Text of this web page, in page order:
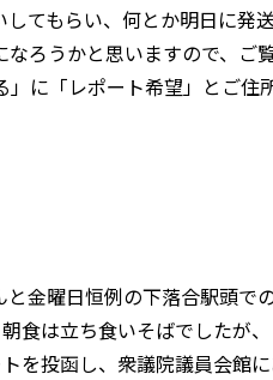
してもらい、何とか明日に
ろうかと思いますので、
に「レポート希望」とご住
金曜日恒例の下落合駅頭で
食は立ち食いそばでしたが
を投函し、衆議院議員会館